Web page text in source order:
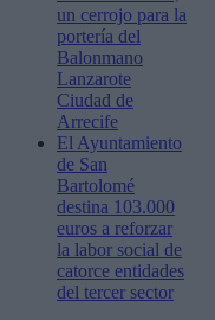
un cerrojo para la
portería del
Balonmano
Lanzarote
Ciudad de
Arrecife
El Ayuntamiento
de San
Bartolomé
destina 103.000
euros a reforzar
la labor social de
catorce entidades
del tercer sector